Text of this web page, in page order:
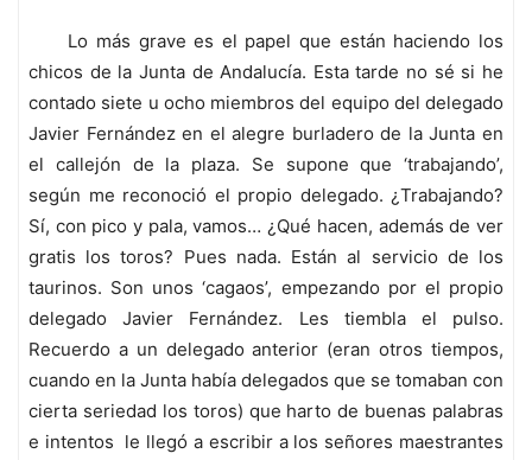
Lo más grave es el papel que están haciendo los
chicos de la Junta de Andalucía. Esta tarde no sé si he
contado siete u ocho miembros del equipo del delegado
Javier Fernández en el alegre burladero de la Junta en
el callejón de la plaza. Se supone que ‘trabajando’,
según me reconoció el propio delegado. ¿Trabajando?
Sí, con pico y pala, vamos… ¿Qué hacen, además de ver
gratis los toros? Pues nada. Están al servicio de los
taurinos. Son unos ‘cagaos’, empezando por el propio
delegado Javier Fernández. Les tiembla el pulso.
Recuerdo a un delegado anterior (eran otros tiempos,
cuando en la Junta había delegados que se tomaban con
cierta seriedad los toros) que harto de buenas palabras
e intentos le llegó a escribir a los señores maestrantes